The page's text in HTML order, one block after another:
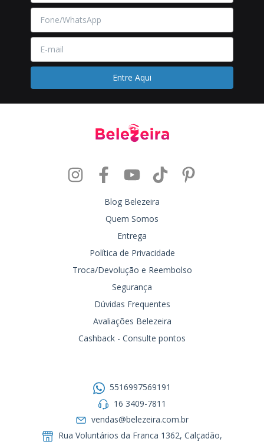
Blog Belezeira
Quem Somos
Entrega
Política de Privacidade
Troca/Devolução e Reembolso
Segurança
Dúvidas Frequentes
Avaliações Belezeira
Cashback - Consulte pontos
5516997569191
16 3409-7811
vendas@belezeira.com.br
Rua Voluntários da Franca 1362, Calçadão,